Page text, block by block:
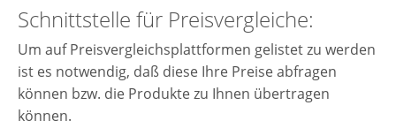
E-Mail-Templates
Automatische Preisberechnung
Hinterlegen von Festpreisen
Schnittstelle für Preisvergleiche:
Um auf Preisvergleichsplattformen gelistet zu werden
ist es notwendig, daß diese Ihre Preise abfragen
können bzw. die Produkte zu Ihnen übertragen
können.